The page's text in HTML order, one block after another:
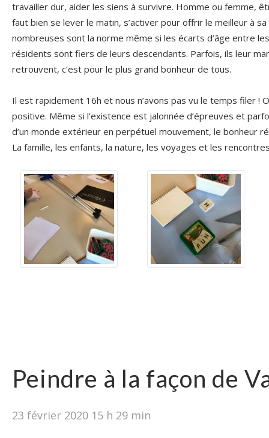
travailler dur, aider les siens à survivre. Homme ou femme,
faut bien se lever le matin, s’activer pour offrir le meilleur à sa
nombreuses sont la norme même si les écarts d’âge entre
résidents sont fiers de leurs descendants. Parfois, ils leur
retrouvent, c’est pour le plus grand bonheur de tous.
Il est rapidement 16h et nous n’avons pas vu le temps filer !
positive. Même si l’existence est jalonnée d’épreuves et
d’un monde extérieur en perpétuel mouvement, le bonheur
La famille, les enfants, la nature, les voyages et les
Peindre à la façon de
23 février 2020 15 h 29 min